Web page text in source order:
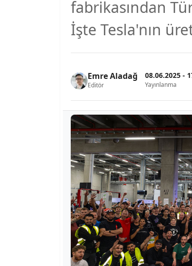
fabrikasından
İşte Tesla'nın
Emre Aladağ
Editör
08.06.2025 -
Yayınlanma